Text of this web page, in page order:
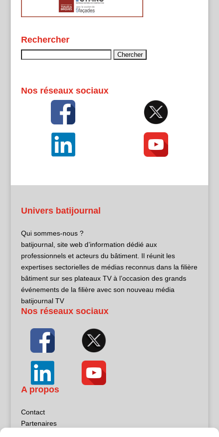
Rechercher
Nos réseaux sociaux
Univers batijournal
Qui sommes-nous ?
batijournal, site web d’information dédié aux
professionnels et acteurs du bâtiment. Il réunit les
expertises sectorielles de médias reconnus dans la filière
bâtiment sur ses plateaux TV à l’occasion des grands
événements de la filière avec son nouveau média
batijournal TV
Nos réseaux sociaux
A propos
Contact
Partenaires